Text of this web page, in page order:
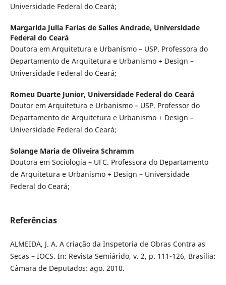
Universidade Federal do Ceará;
Margarida Julia Farias de Salles Andrade, Universidade
Federal do Ceará
Doutora em Arquitetura e Urbanismo – USP. Professora do
Departamento de Arquitetura e Urbanismo + Design –
Universidade Federal do Ceará;
Romeu Duarte Junior, Universidade Federal do Ceará
Doutor em Arquitetura e Urbanismo – USP. Professor do
Departamento de Arquitetura e Urbanismo + Design –
Universidade Federal do Ceará;
Solange Maria de Oliveira Schramm
Doutora em Sociologia – UFC. Professora do Departamento
de Arquitetura e Urbanismo + Design – Universidade
Federal do Ceará;
Referências
ALMEIDA, J. A. A criação da Inspetoria de Obras Contra as
Secas – IOCS. In: Revista Semiárido, v. 2, p. 111-126, Brasília:
Câmara de Deputados: ago. 2010.